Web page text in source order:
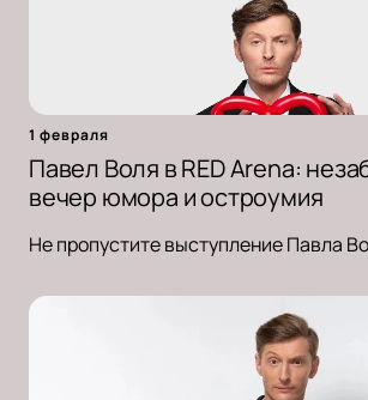
1 февраля
Павел Воля в RED Arena:
вечер юмора и остроумия
Не пропустите выступление Павла